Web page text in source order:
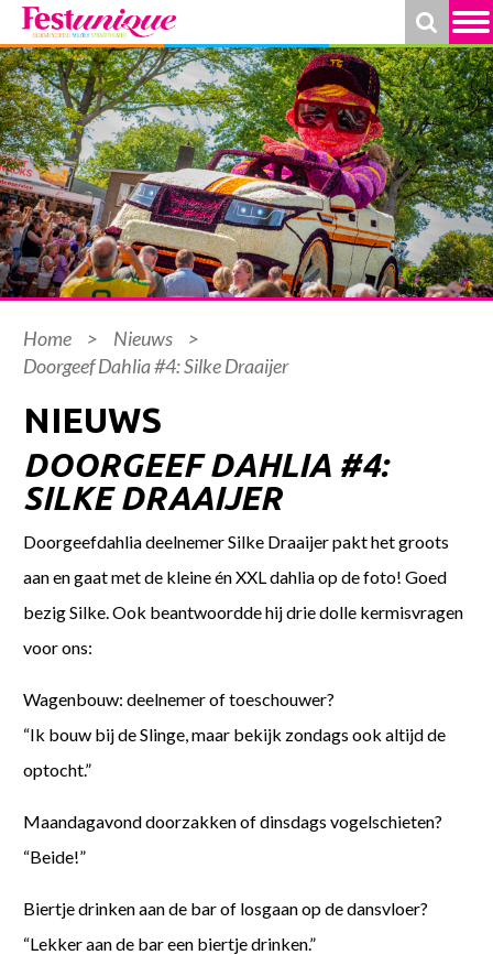
Home > Nieuws
>
Doorgeef Dahlia #4: Silke Draaijer
NIEUWS
DOORGEEF DAHLIA #4:
SILKE DRAAIJER
Doorgeefdahlia deelnemer Silke Draaijer pakt het groots
aan en gaat met de kleine én XXL dahlia op de foto! Goed
bezig Silke. Ook beantwoordde hij drie dolle kermisvragen
voor ons:
Wagenbouw: deelnemer of toeschouwer?
“Ik bouw bij de Slinge, maar bekijk zondags ook altijd de
optocht.”
Maandagavond doorzakken of dinsdags vogelschieten?
“Beide!”
Biertje drinken aan de bar of losgaan op de dansvloer?
“Lekker aan de bar een biertje drinken.”